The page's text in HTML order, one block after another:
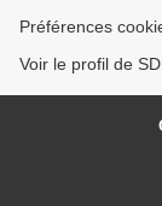
Préférences
Voir le profil de